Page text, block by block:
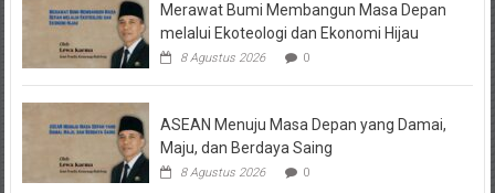
Merawat Bumi Membangun Masa Depan
melalui Ekoteologi dan Ekonomi Hijau
8 Agustus 2026 0
ASEAN Menuju Masa Depan yang Damai,
Maju, dan Berdaya Saing
8 Agustus 2026 0